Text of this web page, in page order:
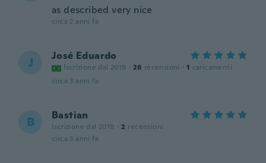
as described very nice
circa 2 anni fa
J José Eduardo
Iscrizione dal 2019 · 26 recensioni · 1 caricamenti
circa 3 anni fa
B Bastian
Iscrizione dal 2019 · 2 recensioni
circa 3 anni fa